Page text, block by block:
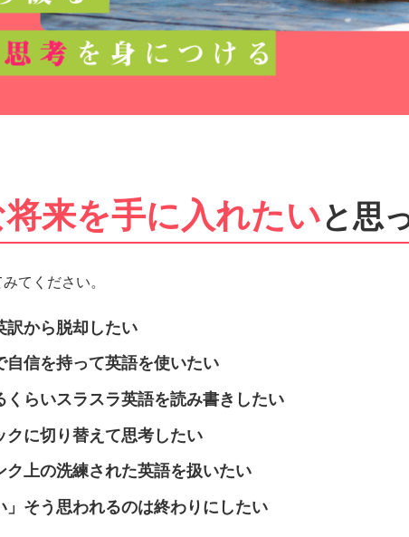
来を手に入れたいと思
てください。
訳から脱却したい
自信を持って英語を使いたい
くらいスラスラ英語を読み書きしたい
に切り替えて思考したい
上の洗練された英語を扱いたい
」そう思われるのは終わりにしたい